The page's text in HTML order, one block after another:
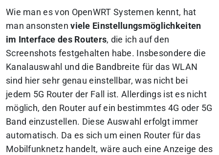
Wie man es von OpenWRT Systemen kennt, hat
man ansonstenviele Einstellungsmöglichkeiten
im Interface des Routers, die ich auf den
Screenshots festgehalten habe. Insbesondere die
Kanalauswahl und die Bandbreite für das WLAN
sind hier sehr genau einstellbar, was nicht bei
jedem 5G Router der Fall ist. Allerdings ist es nicht
möglich, den Router auf ein bestimmtes 4G oder 5G
Band einzustellen. Diese Auswahl erfolgt immer
automatisch. Da es sich um einen Router für das
Mobilfunknetz handelt, wäre auch eine Anzeige des